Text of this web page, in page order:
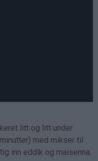
litt og litt under
med mikser til
inn eddik og maisenna.